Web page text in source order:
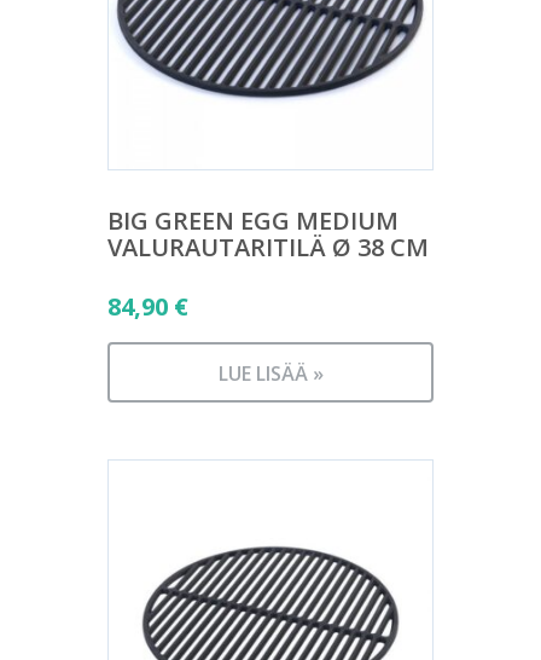
BIG GREEN EGG MEDIUM
VALURAUTARITILÄ Ø 38 CM
84,90 €
LUE LISÄÄ »